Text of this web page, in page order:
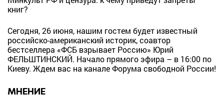
книг?
Сегодня, 26 июня, нашим гостем будет известный
российско-американский историк, соавтор
бестселлера «ФСБ взрывает Россию» Юрий
ФЕЛЬШТИНСКИЙ. Начало прямого эфира – в 16:00 по
Киеву. Ждем вас на канале Форума свободной России!
МНЕНИЕ